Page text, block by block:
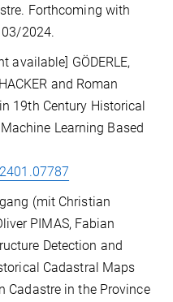
. Forthcoming with
2024.
available] GÖDERLE,
and Roman
19th Century Historical
Learning Based
(mit Christian
PIMAS, Fabian
Detection and
Cadastral Maps
Cadastre in the Province